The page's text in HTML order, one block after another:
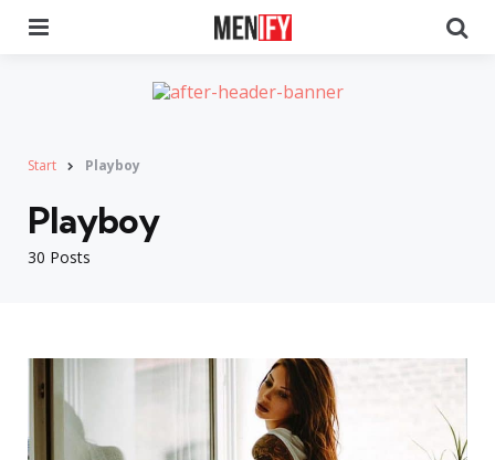
Start Playboy
30 Posts
Playboy